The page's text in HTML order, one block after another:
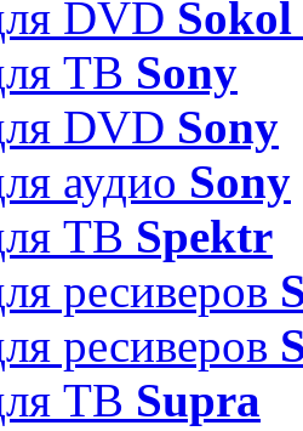
DVD
ТВ Sony
DVD Sony
аудио Sony
ТВ Spektr
ресиверов
ресиверов
ТВ Supra